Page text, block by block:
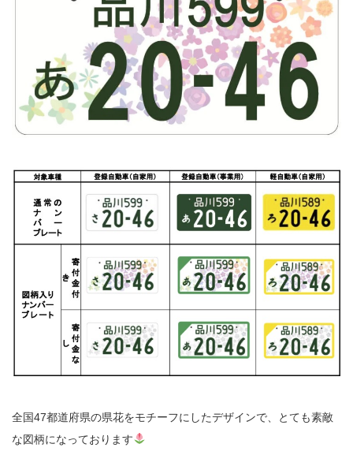
全国47都道府県の県花をモチーフにしたデザインで、とても素敵
な図柄になっております